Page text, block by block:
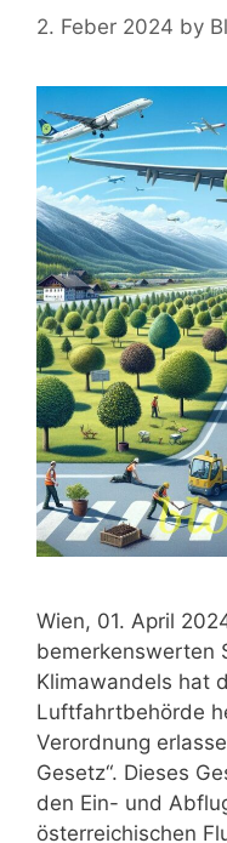
2. Feber 2024 by
Wien, 01. April
bemerkenswerten
Klimawandels hat
Luftfahrtbehörde
Verordnung
Gesetz“. Dieses
den Ein- und
österreichischen